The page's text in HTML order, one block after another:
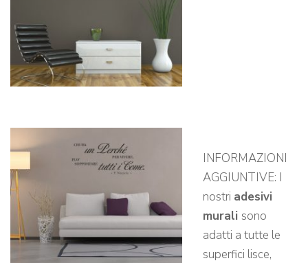
INFORMAZIONI
AGGIUNTIVE: I
nostri adesivi
murali sono
adatti a tutte le
superfici lisce,